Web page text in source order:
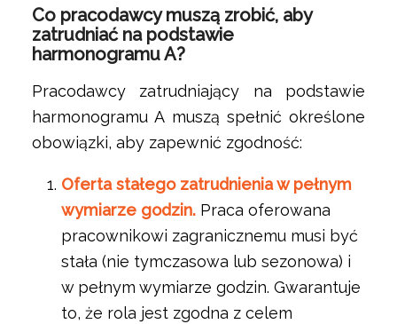
Co pracodawcy muszą zrobić, aby
zatrudniać na podstawie
harmonogramu A?
Pracodawcy zatrudniający na podstawie
harmonogramu A muszą spełnić określone
obowiązki, aby zapewnić zgodność:
Oferta stałego zatrudnienia w pełnym
wymiarze godzin. Praca oferowana
pracownikowi zagranicznemu musi być
stała (nie tymczasowa lub sezonowa) i
w pełnym wymiarze godzin. Gwarantuje
to, że rola jest zgodna z celem